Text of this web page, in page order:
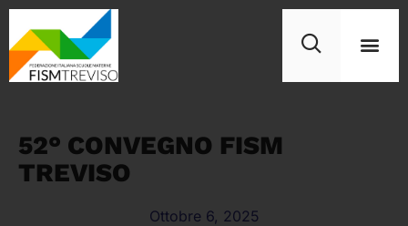
52° CONVEGNO FISM
TREVISO
Ottobre 6, 2025